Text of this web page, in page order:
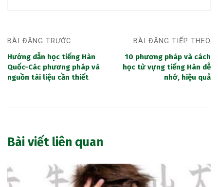
BÀI ĐĂNG TRƯỚC
Hướng dẫn học tiếng Hàn
Quốc-Các phương pháp và
nguồn tài liệu cần thiết
BÀI ĐĂNG TIẾP THEO
10 phương pháp và cách
học từ vựng tiếng Hàn dễ
nhớ, hiệu quả
Bài viết liên quan